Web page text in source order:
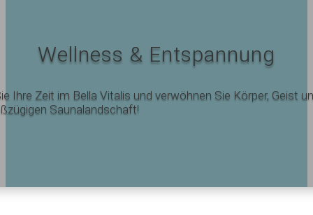
Wellness & Entspannung
Ihre Zeit im Bella Vitalis und verwöhnen Sie Körper, Geist
Saunalandschaft!